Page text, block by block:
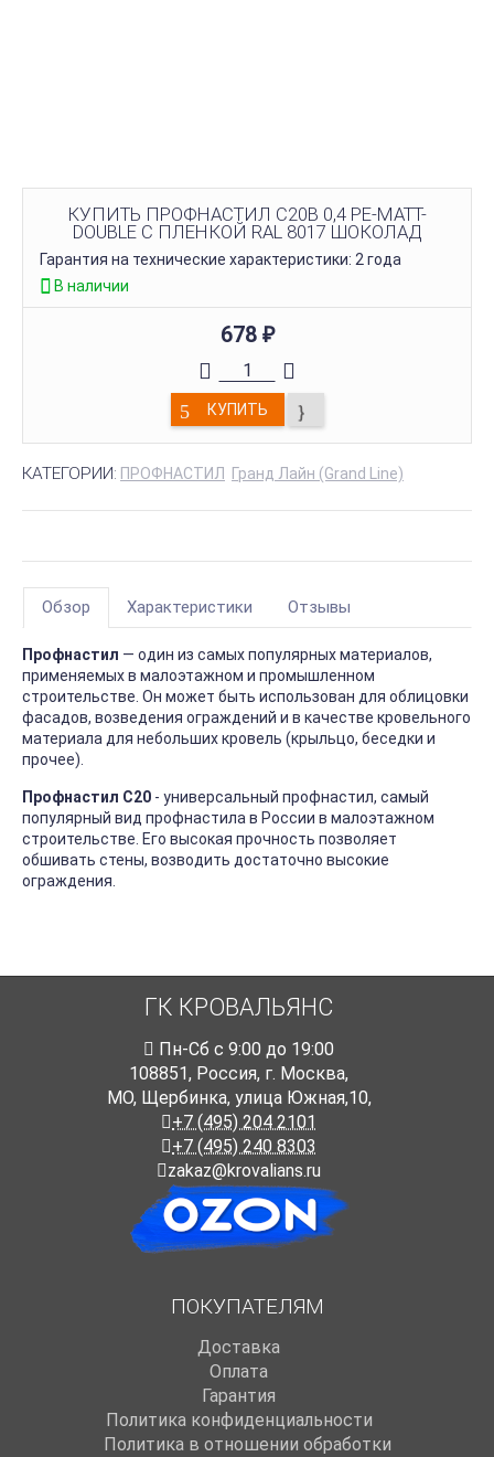
КУПИТЬ ПРОФНАСТИЛ С20B 0,4 PE-MATT-
DOUBLE С ПЛЕНКОЙ RAL 8017 ШОКОЛАД
Гарантия на технические характеристики: 2 года
В наличии
678 ₽
КУПИТЬ
КАТЕГОРИИ: ПРОФНАСТИЛ Гранд Лайн (Grand Line)
Обзор Характеристики Отзывы
Профнастил — один из самых популярных материалов,
применяемых в малоэтажном и промышленном
строительстве. Он может быть использован для облицовки
фасадов, возведения ограждений и в качестве кровельного
материала для небольших кровель (крыльцо, беседки и
прочее).
Профнастил С20 - универсальный профнастил, самый
популярный вид профнастила в России в малоэтажном
строительстве. Его высокая прочность позволяет
обшивать стены, возводить достаточно высокие
ограждения.
ГК КРОВАЛЬЯНС
Пн-Cб с 9:00 до 19:00
108851, Россия, г. Москва,
МО, Щербинка, улица Южная,10,
+7 (495) 204 2101
+7 (495) 240 8303
zakaz@krovalians.ru
ПОКУПАТЕЛЯМ
Доставка
Оплата
Гарантия
Политика конфиденциальности
Политика в отношении обработки